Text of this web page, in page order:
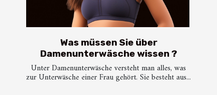
Was müssen Sie über
Damenunterwäsche wissen ?
Unter Damenunterwäsche versteht man alles, was
zur Unterwäsche einer Frau gehört. Sie besteht aus...